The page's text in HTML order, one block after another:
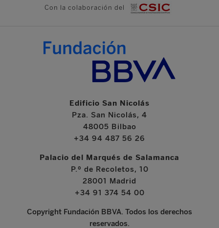
Con la colaboración del
Edificio San Nicolás
Pza. San Nicolás, 4
48005 Bilbao
+34 94 487 56 26
Palacio del Marqués de Salamanca
P.º de Recoletos, 10
28001 Madrid
+34 91 374 54 00
Copyright Fundación BBVA. Todos los derechos
reservados.